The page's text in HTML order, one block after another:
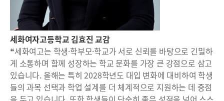
세화여자고등학교 김효진 교감
❝세화여고는 학생·학부모·학교가 서로 신뢰를 바탕으로 긴밀하
게 소통하며 함께 성장하는 학교 문화를 가장 큰 강점으로 삼고
있습니다. 올해는 특히 2028학년도 대입 변화에 대비하여 학생
들의 과목 선택과 학업 설계를 더 체계적으로 지원하는 데 중점